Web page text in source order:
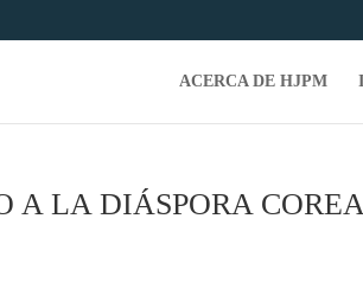
ACERCA DE HJPM
A LA DIÁSPORA